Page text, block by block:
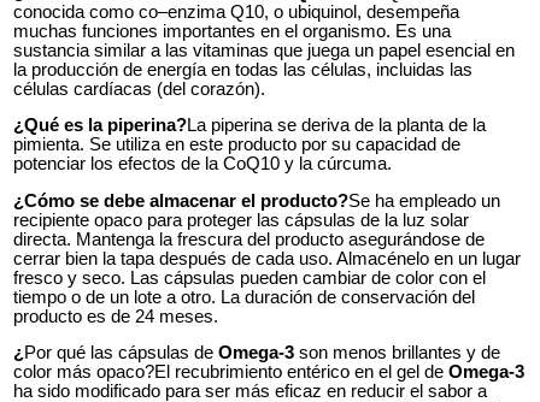
conocida como co–enzima Q10, o ubiquinol, desempeña
muchas funciones importantes en el organismo. Es una
sustancia similar a las vitaminas que juega un papel esencial en
la producción de energía en todas las células, incluidas las
células cardíacas (del corazón).
¿Qué es la piperina?La piperina se deriva de la planta de la
pimienta. Se utiliza en este producto por su capacidad de
potenciar los efectos de la CoQ10 y la cúrcuma.
¿Cómo se debe almacenar el producto?Se ha empleado un
recipiente opaco para proteger las cápsulas de la luz solar
directa. Mantenga la frescura del producto asegurándose de
cerrar bien la tapa después de cada uso. Almacénelo en un lugar
fresco y seco. Las cápsulas pueden cambiar de color con el
tiempo o de un lote a otro. La duración de conservación del
producto es de 24 meses.
¿Por qué las cápsulas deOmega-3 son menos brillantes y de
color más opaco?El recubrimiento entérico en el gel deOmega-3
ha sido modificado para ser más eficaz en reducir el sabor a